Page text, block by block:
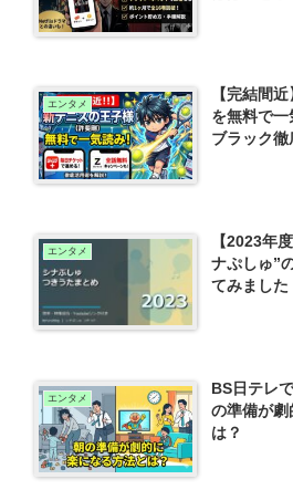
エンタメ
【完結間
を無料で
ブラック徹
エンタメ
【2023年
ナぷしゅ”
てみました
エンタメ
BS日テレ
の準備が劇
は？